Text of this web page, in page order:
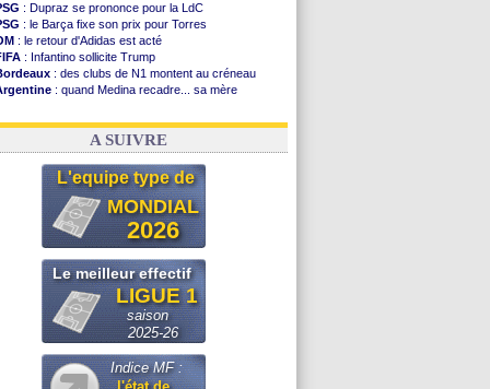
: Dupraz se prononce pour la LdC
: le Barça fixe son prix pour Torres
: le retour d'Adidas est acté
: Infantino sollicite Trump
: des clubs de N1 montent au créneau
: quand Medina recadre... sa mère
: Paixão attire un 2e club anglais
A SUIVRE
L'equipe type de
MONDIAL
2026
Le meilleur effectif
LIGUE 1
saison
2025-26
Indice MF :